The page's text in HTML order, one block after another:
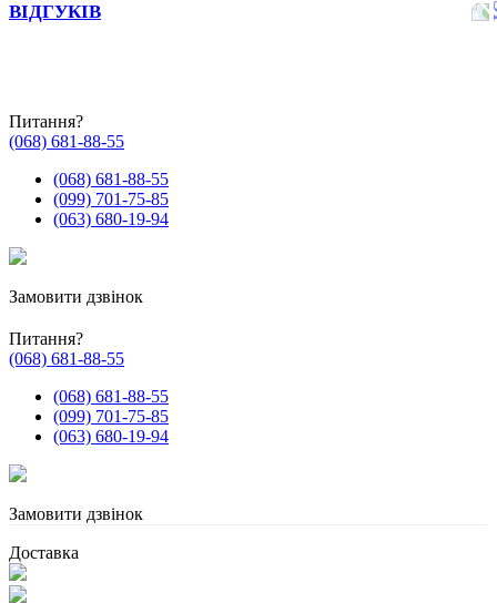
ВІДГУКІВ
Питання?
(068) 681-88-55
(068) 681-88-55
(099) 701-75-85
(063) 680-19-94
Замовити дзвінок
Питання?
(068) 681-88-55
(068) 681-88-55
(099) 701-75-85
(063) 680-19-94
Замовити дзвінок
Доставка